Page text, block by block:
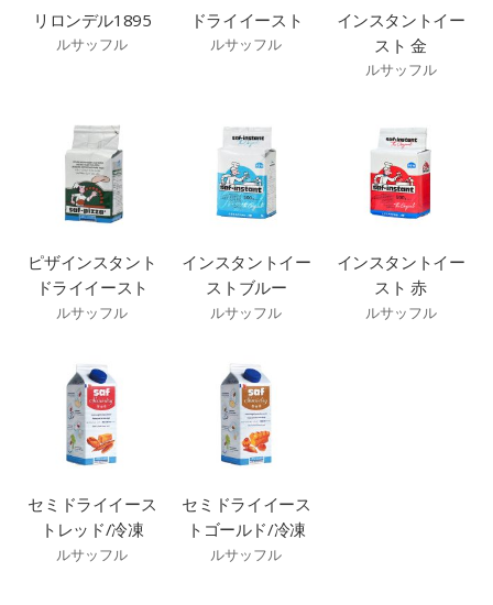
リロンデル1895
ルサッフル
ドライイースト
ルサッフル
インスタントイー
スト 金
ルサッフル
ピザインスタント
ドライイースト
ルサッフル
インスタントイー
ストブルー
ルサッフル
インスタントイー
スト 赤
ルサッフル
セミドライイース
トレッド/冷凍
ルサッフル
セミドライイース
トゴールド/冷凍
ルサッフル